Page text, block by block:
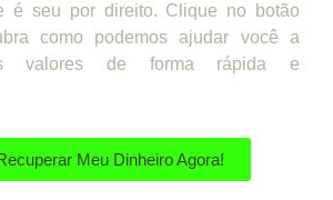
é seu por direito. Clique no botão
como podemos ajudar você a
valores de forma rápida e
Meu Dinheiro Agora!